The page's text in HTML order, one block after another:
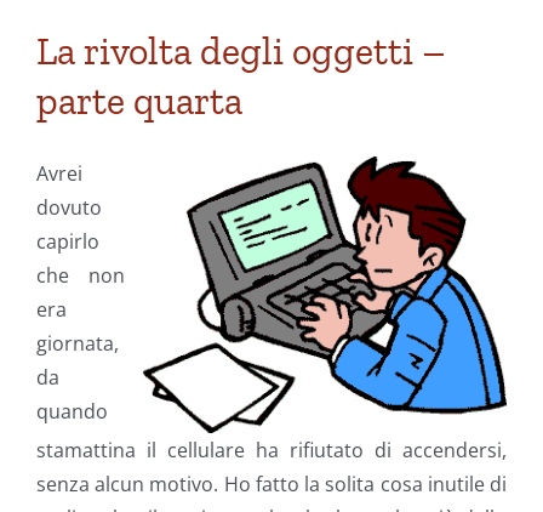
La rivolta degli oggetti –
parte quarta
Avrei
dovuto
capirlo
che non
era
giornata,
da
quando
stamattina il cellulare ha rifiutato di accendersi,
senza alcun motivo. Ho fatto la solita cosa inutile di